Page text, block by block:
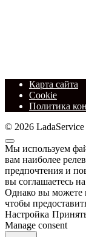
Карта сайта
Cookie
Политика
© 2026 LadaService
Мы используем
вам наиболее
предпочтения и
вы соглашаетесь
Однако вы можете
чтобы
Настройка
Manage consent